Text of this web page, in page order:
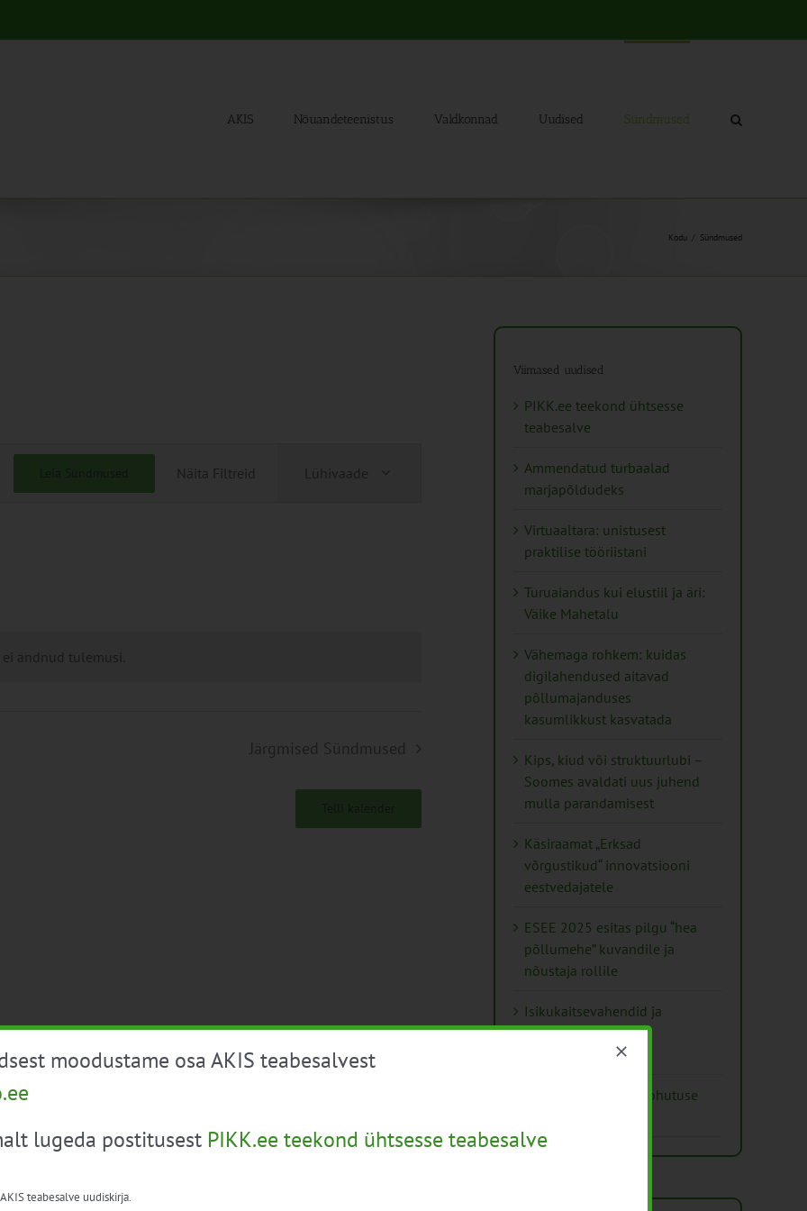
AKIS Nõuandeteenistus Valdkonnad Uudised Sündmused
Kodu Sündmused
andnud tulemusi.
Näita Filtreid
Views
Lühivaade
Järgmised Sündmused
Viimased uudised
PIKK.ee teekond ühtsesse
teabesalve
Ammendatud turbaalad
marjapõldudeks
Virtuaaltara: unistusest
praktilise tööriistani
Turuaiandus kui elustiil ja äri:
Väike Mahetalu
Vähemaga rohkem: kuidas
digilahendused aitavad
põllumajanduses
kasumlikkust kasvatada
Kips, kiud või struktuurlubi –
Soomes avaldati uus juhend
mulla parandamisest
Käsiraamat „Erksad
võrgustikud“ innovatsiooni
eestvedajatele
ESEE 2025 esitas pilgu “hea
põllumehe” kuvandile ja
nõustaja rollile
Isikukaitsevahendid ja
ohutusnõuded
taimekaitsetöödel
Mida näitavad toiduohutuse
moodustame osa AKIS teabesalvest
lugeda postitusest PIKK.ee teekond ühtsesse teabesalve
teabesalve uudiskirja.